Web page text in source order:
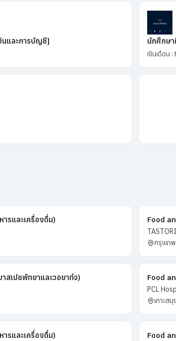
และการบัญชี] นักศึกษ
เงินเดือน :
รและเครื่องดื่ม) Food
กรุงเทพ
สเปชพัทยาและวอยาท์จ) Food
PCL
เกาะสมุ
รและเครื่องดื่ม) Food